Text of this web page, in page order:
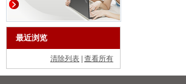
最近浏览
清除列表 查看所有